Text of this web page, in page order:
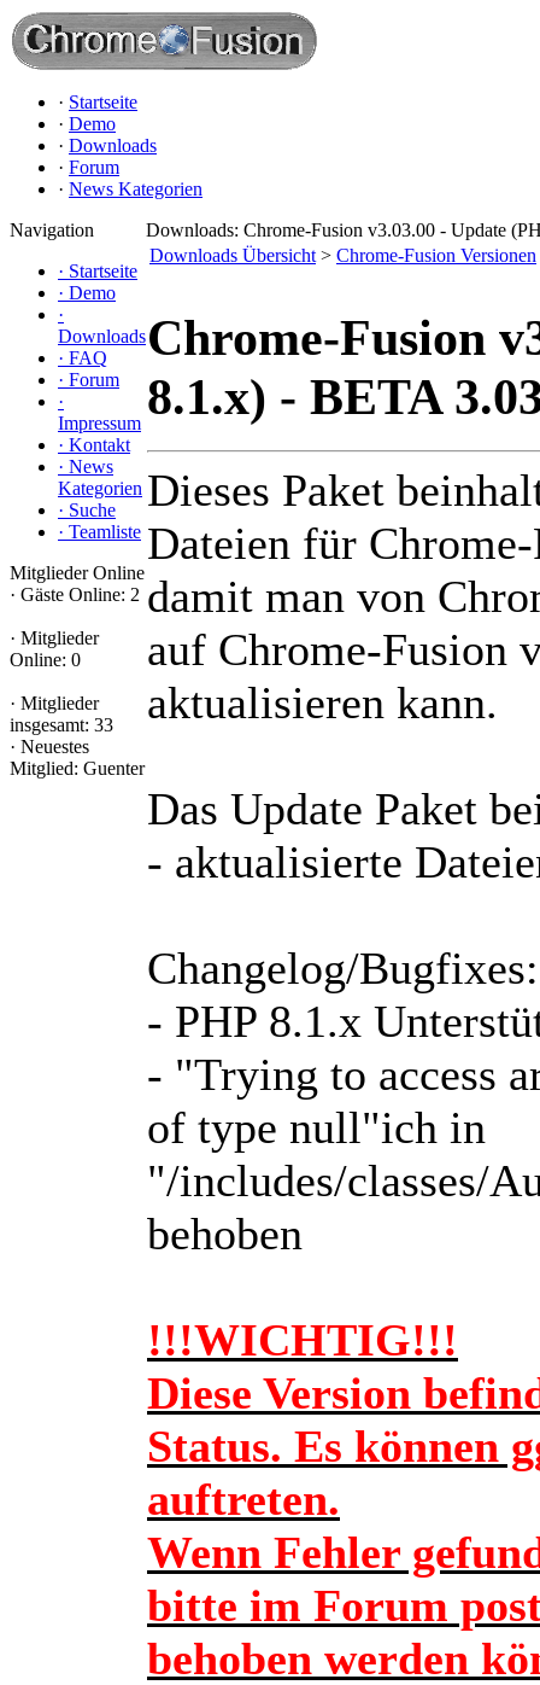
· Startseite
· Demo
· Downloads
· Forum
· News Kategorien
Navigation
· Startseite
· Demo
·
Downloads
· FAQ
· Forum
·
Impressum
· Kontakt
· News
Kategorien
· Suche
· Teamliste
Mitglieder Online
· Gäste Online: 2
· Mitglieder
Online: 0
· Mitglieder
insgesamt: 33
· Neuestes
Mitglied: Guenter
Downloads: Chrome-Fusion v3.03.00 - Update
Downloads Übersicht > Chrome-Fusion Versionen
Chrome-Fusion
8.1.x) - BETA
Dieses Paket
Dateien für
damit man von
auf Chrome-Fusion
aktualisieren kann.
Das Update Paket
- aktualisierte
Changelog/Bugfixes:
- PHP 8.1.x
- "Trying to access
of type null"ich in
"/includes/classes/
behoben
!!!WICHTIG!!!
Diese Version
Status. Es können
auftreten.
Wenn Fehler
bitte im Forum
behoben werden